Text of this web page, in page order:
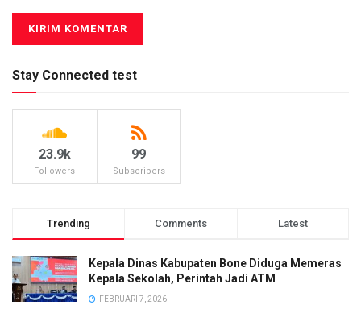
Stay Connected test
23.9k
Followers
99
Subscribers
Trending Comments Latest
Kepala Dinas Kabupaten Bone Diduga Memeras
Kepala Sekolah, Perintah Jadi ATM
FEBRUARI 7, 2026